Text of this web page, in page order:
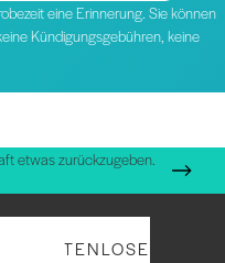
eine Erinnerung. Sie können
Kündigungsgebühren, keine
etwas zurückzugeben.
KOSTENLOSE